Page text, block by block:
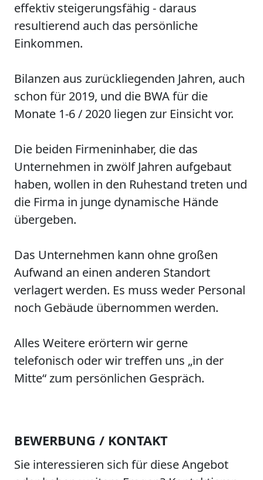
effektiv steigerungsfähig - daraus
resultierend auch das persönliche
Einkommen.
Bilanzen aus zurückliegenden Jahren, auch
schon für 2019, und die BWA für die
Monate 1-6 / 2020 liegen zur Einsicht vor.
Die beiden Firmeninhaber, die das
Unternehmen in zwölf Jahren aufgebaut
haben, wollen in den Ruhestand treten und
die Firma in junge dynamische Hände
übergeben.
Das Unternehmen kann ohne großen
Aufwand an einen anderen Standort
verlagert werden. Es muss weder Personal
noch Gebäude übernommen werden.
Alles Weitere erörtern wir gerne
telefonisch oder wir treffen uns „in der
Mitte“ zum persönlichen Gespräch.
BEWERBUNG / KONTAKT
Sie interessieren sich für diese Angebot